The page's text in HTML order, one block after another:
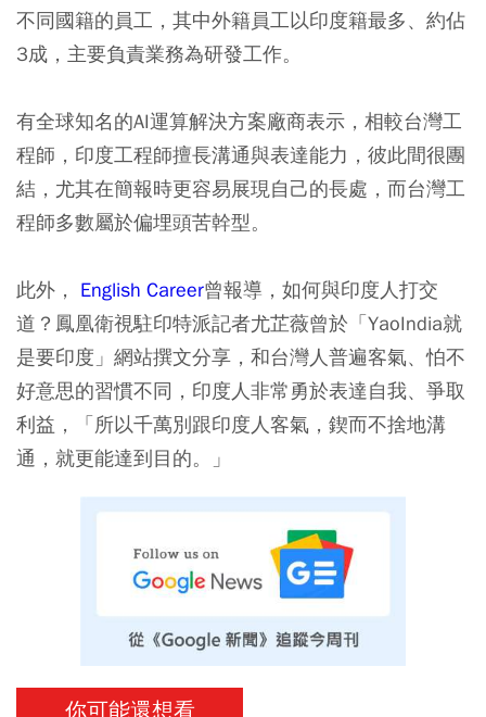
不同國籍的員工，其中外籍員工以印度籍最多、約佔
3成，主要負責業務為研發工作。
有全球知名的AI運算解決方案廠商表示，相較台灣工
程師，印度工程師擅長溝通與表達能力，彼此間很團
結，尤其在簡報時更容易展現自己的長處，而台灣工
程師多數屬於偏埋頭苦幹型。
此外， English Career曾報導，如何與印度人打交
道？鳳凰衛視駐印特派記者尤芷薇曾於「YaoIndia就
是要印度」網站撰文分享，和台灣人普遍客氣、怕不
好意思的習慣不同，印度人非常勇於表達自我、爭取
利益，「所以千萬別跟印度人客氣，鍥而不捨地溝
通，就更能達到目的。」
你可能還想看